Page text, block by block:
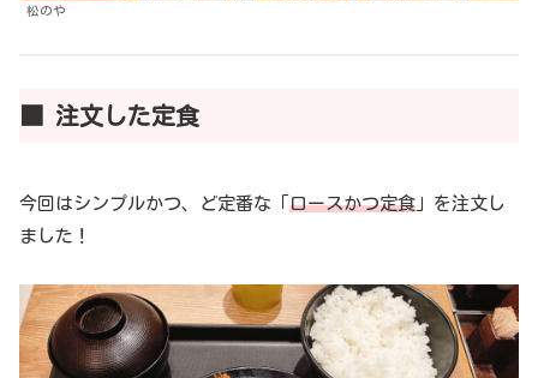
松のや
■ 注文した定食
今回はシンプルかつ、ど定番な「 ロースかつ定食 」を注文し
ました！